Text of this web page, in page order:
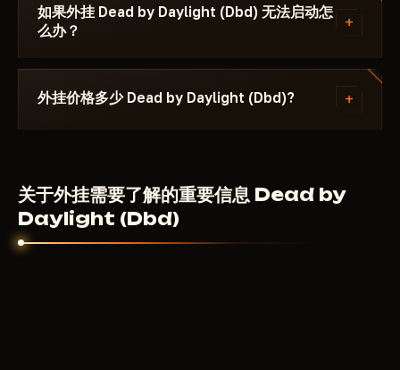
消耗。
如果外挂 Dead by Daylight (Dbd) 无法启动怎
么办？
+
在Telegram上发送问题描述和Windows版本。大多数
启动问题在10-15分钟内解决。首先检查具体外挂页面
外挂价格多少 Dead by Daylight (Dbd)? +
关于外挂需要了解的重要信息 Dead by
Daylight (Dbd)